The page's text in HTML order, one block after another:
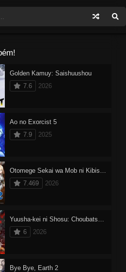
Golden Kamuy: Saishuushou
7.6
2026
Ao no Exorcist 5
7.9
2025
Otomege Sekai wa Mob ni Kibishii Sekai desu 2 Dublado
7.469
2026
Yuusha-kei ni Shosu: Choubatsu Yuusha 9004-tai Keimu Kiroku Dublado
6
2026
Bye Bye, Earth 2